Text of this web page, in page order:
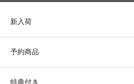
新入荷
予約商品
特典付き